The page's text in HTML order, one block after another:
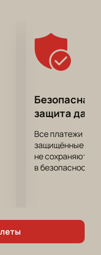
ваша поддержка с
ни одного важного
Вы точно
дыхание.
шанс помочь
Безопасная
защита
Все платежи
защищённые
не сохраняются
в безопасности.